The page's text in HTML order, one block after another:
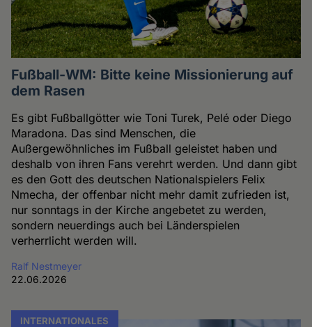
Fußball-WM: Bitte keine Missionierung auf
dem Rasen
Es gibt Fußballgötter wie Toni Turek, Pelé oder Diego
Maradona. Das sind Menschen, die
Außergewöhnliches im Fußball geleistet haben und
deshalb von ihren Fans verehrt werden. Und dann gibt
es den Gott des deutschen Nationalspielers Felix
Nmecha, der offenbar nicht mehr damit zufrieden ist,
nur sonntags in der Kirche angebetet zu werden,
sondern neuerdings auch bei Länderspielen
verherrlicht werden will.
Ralf Nestmeyer
22.06.2026
INTERNATIONALES